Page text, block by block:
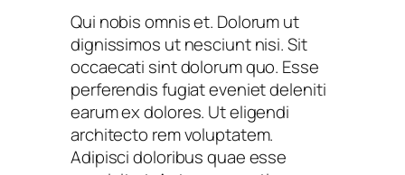
Qui nobis omnis et. Dolorum ut
dignissimos ut nesciunt nisi. Sit
occaecati sint dolorum quo. Esse
perferendis fugiat eveniet deleniti
earum ex dolores. Ut eligendi
architecto rem voluptatem.
Adipisci doloribus quae esse